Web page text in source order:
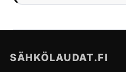
SÄHKÖLAUDAT.FI